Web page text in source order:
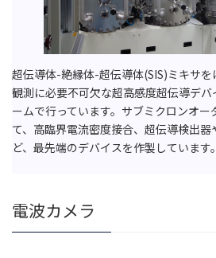
超伝導体-絶縁体-超伝導体(SIS)ミキサ
観測に必要不可欠な超高感度超伝導デ
ームで行っています。サブミクロンオ
て、高臨界電流密度接合、超伝導検出
ど、最先端のデバイスを作製しています。
電波カメラ